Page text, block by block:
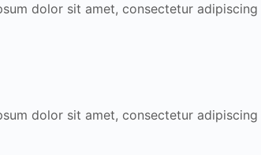
dolor sit amet, consectetur
dolor sit amet, consectetur